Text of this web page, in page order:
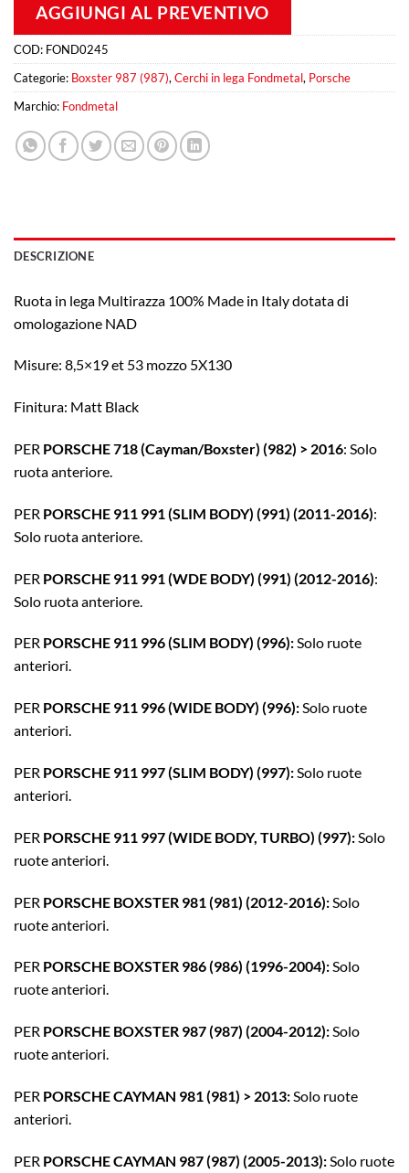
AGGIUNGI AL PREVENTIVO
COD: FOND0245
Categorie: Boxster 987 (987), Cerchi in lega Fondmetal, Porsche
Marchio: Fondmetal
DESCRIZIONE
Ruota in lega Multirazza 100% Made in Italy dotata di
omologazione NAD
Misure: 8,5×19 et 53 mozzo 5X130
Finitura: Matt Black
PER PORSCHE 718 (Cayman/Boxster) (982) > 2016: Solo
ruota anteriore.
PER PORSCHE 911 991 (SLIM BODY) (991) (2011-2016):
Solo ruota anteriore.
PER PORSCHE 911 991 (WDE BODY) (991) (2012-2016):
Solo ruota anteriore.
PER PORSCHE 911 996 (SLIM BODY) (996):Solo ruote
anteriori.
PER PORSCHE 911 996 (WIDE BODY) (996):Solo ruote
anteriori.
PER PORSCHE 911 997 (SLIM BODY) (997):Solo ruote
anteriori.
PER PORSCHE 911 997 (WIDE BODY, TURBO) (997): Solo
ruote anteriori.
PER PORSCHE BOXSTER 981 (981) (2012-2016): Solo
ruote anteriori.
PER PORSCHE BOXSTER 986 (986) (1996-2004):Solo
ruote anteriori.
PER PORSCHE BOXSTER 987 (987) (2004-2012):Solo
ruote anteriori.
PER PORSCHE CAYMAN 981 (981) > 2013:Solo ruote
anteriori.
PER PORSCHE CAYMAN 987 (987) (2005-2013): Solo ruote